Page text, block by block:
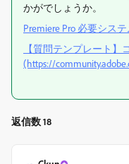
かがでしょうか。
Premiere Pro 必要シス
【質問テンプレート
(https://
返信数 18